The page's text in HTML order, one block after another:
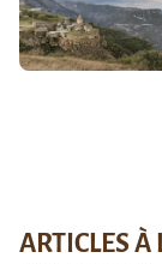
ARTICLES À